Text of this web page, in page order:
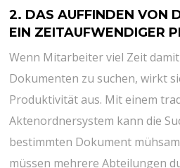
2. DAS AUFFINDEN VON
EIN ZEITAUFWENDIGER
Wenn Mitarbeiter viel Zeit
Dokumenten zu suchen, wirkt
Produktivität aus. Mit einem
Aktenordnersystem kann die
bestimmten Dokument
müssen mehrere Abteilungen